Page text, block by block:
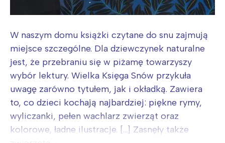
W naszym domu książki czytane do snu zajmują
miejsce szczególne. Dla dziewczynek naturalne
jest, że przebraniu się w piżamę towarzyszy
wybór lektury. Wielka Księga Snów przykuła
uwagę zarówno tytułem, jak i okładką. Zawiera
to, co dzieci kochają najbardziej: piękne rymy,
wyliczanki, pełen wachlarz zwierząt oraz
kolorowe, ładne ilustracje. […] Zasnęły także